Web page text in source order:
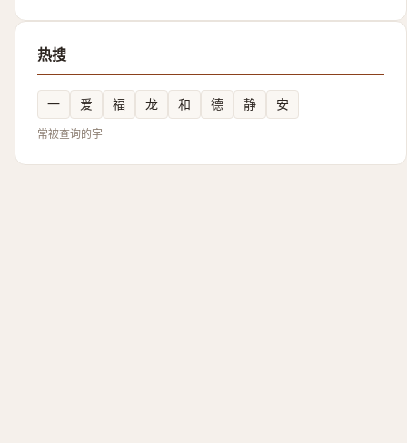
热搜
一 爱 福 龙 和 德 静 安
常被查询的字